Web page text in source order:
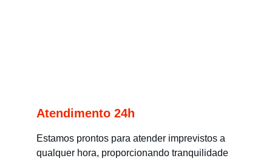
Atendimento 24h
Estamos prontos para atender imprevistos a
qualquer hora, proporcionando tranquilidade